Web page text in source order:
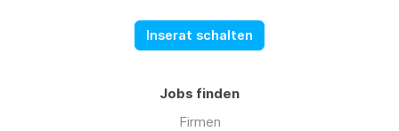
Inserat schalten
Jobs finden
Firmen